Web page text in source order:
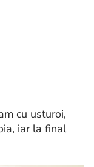
cu usturoi,
iar la final